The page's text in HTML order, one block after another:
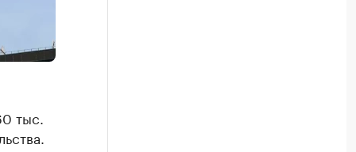
тыс.